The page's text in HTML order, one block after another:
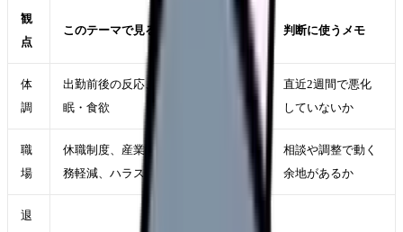
観
点
このテーマで見ること 判断に使うメモ
体
調
出勤前後の反応、休日の回復、睡
眠・食欲
直近2週間で悪化
していないか
職
場
休職制度、産業保健、配置転換、勤
務軽減、ハラスメント相談窓口
相談や調整で動く
余地があるか
退